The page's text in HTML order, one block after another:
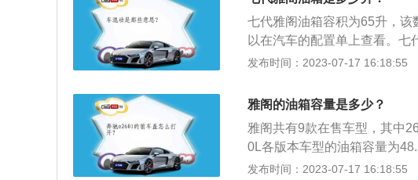
表还剩2格的时候就要加油，
油的量可能会超出标定的容
到安全界度的容积，而从安全
证油箱内的油品在温度变高的
七代雅阁油箱容积为65升，
以在汽车的配置单上查看。
L，加满一箱油可以跑的里程
题，油量的数值会真实的反应
表还剩2格的时候就要加油，
油的量可能会超出标定的容积
到安全界度的容积，而从安全
证油箱内的油品在温度变高的
发布时间：2023-07-17 16:18:55
雅阁的油箱容量是多少？
雅阁共有9款在售车型，其中
0L各版本车型的油箱容量为
也可以在汽车的配置单上查看
发布时间：2023-07-17 16:18:55